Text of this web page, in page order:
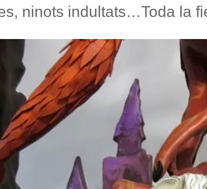
ninots indultats…Toda la